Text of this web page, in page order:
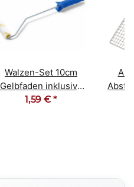
Walzen-Set 10cm
Gelbfaden inklusive
37cm Steckbügel
1,59 €*